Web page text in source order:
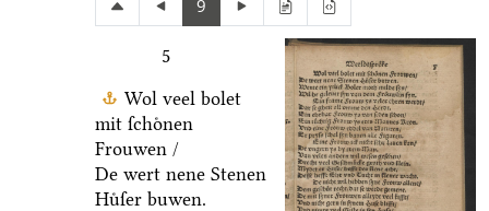
9
5
Wol veel bolet
mit ſchoͤnen
Frouwen /
De wert nene Stenen
Huͤſer buwen.